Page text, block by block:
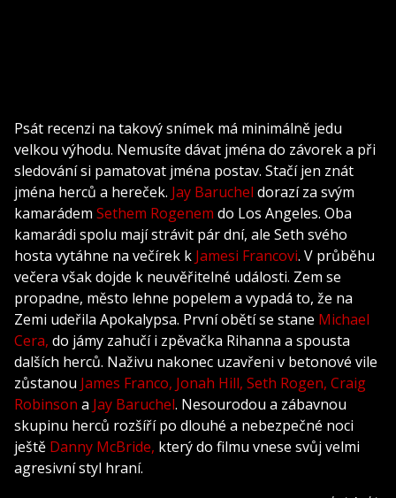
Psát recenzi na takový snímek má minimálně jedu
velkou výhodu. Nemusíte dávat jména do závorek a při
sledování si pamatovat jména postav. Stačí jen znát
jména herců a hereček. Jay Baruchel dorazí za svým
kamarádem Sethem Rogenem do Los Angeles. Oba
kamarádi spolu mají strávit pár dní, ale Seth svého
hosta vytáhne na večírek k Jamesi Francovi. V průběhu
večera však dojde k neuvěřitelné události. Zem se
propadne, město lehne popelem a vypadá to, že na
Zemi udeřila Apokalypsa. První obětí se stane Michael
Cera, do jámy zahučí i zpěvačka Rihanna a spousta
dalších herců. Naživu nakonec uzavřeni v betonové vile
zůstanou James Franco, Jonah Hill, Seth Rogen, Craig
Robinson a Jay Baruchel. Nesourodou a zábavnou
skupinu herců rozšíří po dlouhé a nebezpečné noci
ještě Danny McBride, který do filmu vnese svůj velmi
agresivní styl hraní.